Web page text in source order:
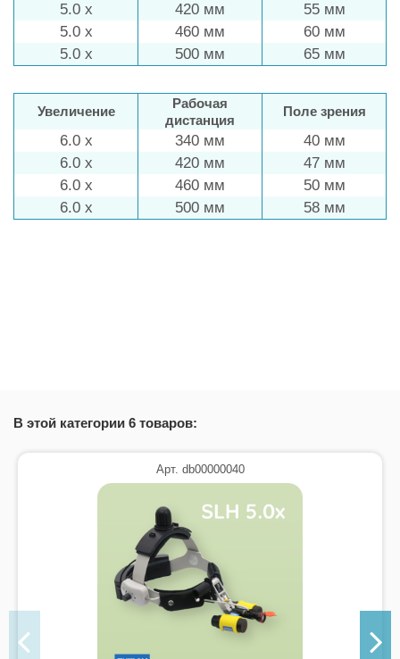
5.0 x
420 мм
55 мм
5.0 x
460 мм
60 мм
5.0 x
500 мм 65 мм
Увеличение
Рабочая
дистанция
Поле зрения
6.0 x 340 мм
40 мм
6.0 x
420 мм
47 мм
6.0 x
460 мм
50 мм
6.0 x
500 мм 58 мм
В этой категории 6 товаров:
Арт. db00000040